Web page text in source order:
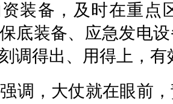
装备，及时在重点
底装备、应急发电
调得出、用得上，
调，大仗就在眼前